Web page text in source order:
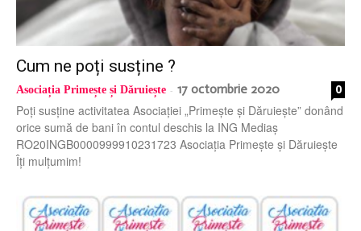
Cum ne poți susține ?
Asociația Primește și Dăruiește - 17 octombrie 2020 0
Poți susține activitatea Asociației „Primește și Dăruiește” donând
orice sumă de bani în contul deschis la ING Mediaș
RO20INGB0000999910231723 Asociația Primește și Dăruiește
Îți mulțumim!